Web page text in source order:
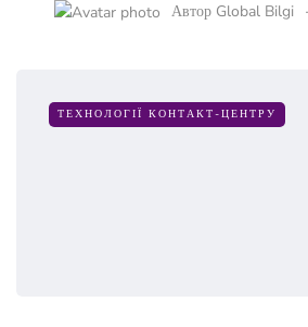
Автор Global Bilgi
ТЕХНОЛОГІЇ КОНТАКТ-ЦЕНТРУ